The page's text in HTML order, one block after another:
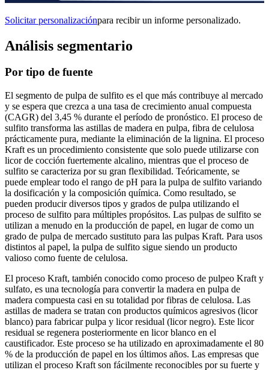
Solicitar personalizaciónpara recibir un informe personalizado.
Análisis segmentario
Por tipo de fuente
El segmento de pulpa de sulfito es el que más contribuye al mercado
y se espera que crezca a una tasa de crecimiento anual compuesta
(CAGR) del 3,45 % durante el período de pronóstico. El proceso de
sulfito transforma las astillas de madera en pulpa, fibra de celulosa
prácticamente pura, mediante la eliminación de la lignina. El proceso
Kraft es un procedimiento consistente que solo puede utilizarse con
licor de cocción fuertemente alcalino, mientras que el proceso de
sulfito se caracteriza por su gran flexibilidad. Teóricamente, se
puede emplear todo el rango de pH para la pulpa de sulfito variando
la dosificación y la composición química. Como resultado, se
pueden producir diversos tipos y grados de pulpa utilizando el
proceso de sulfito para múltiples propósitos. Las pulpas de sulfito se
utilizan a menudo en la producción de papel, en lugar de como un
grado de pulpa de mercado sustituto para las pulpas Kraft. Para usos
distintos al papel, la pulpa de sulfito sigue siendo un producto
valioso como fuente de celulosa.
El proceso Kraft, también conocido como proceso de pulpeo Kraft y
sulfato, es una tecnología para convertir la madera en pulpa de
madera compuesta casi en su totalidad por fibras de celulosa. Las
astillas de madera se tratan con productos químicos agresivos (licor
blanco) para fabricar pulpa y licor residual (licor negro). Este licor
residual se regenera posteriormente en licor blanco en el
caustificador. Este proceso se ha utilizado en aproximadamente el 80
% de la producción de papel en los últimos años. Las empresas que
utilizan el proceso Kraft son fácilmente reconocibles por su fuerte y